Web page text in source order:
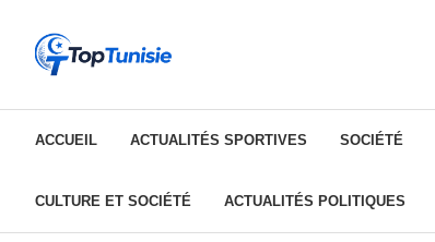
ACCUEIL ACTUALITÉS SPORTIVES SOCIÉTÉ
CULTURE ET SOCIÉTÉ ACTUALITÉS POLITIQUES